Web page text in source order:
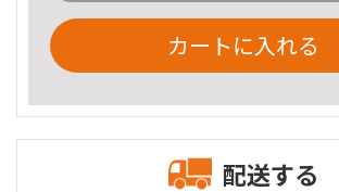
カートに入れる
配送する